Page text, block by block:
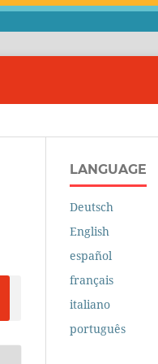
LANGUAGE
Deutsch
English
español
français
italiano
português